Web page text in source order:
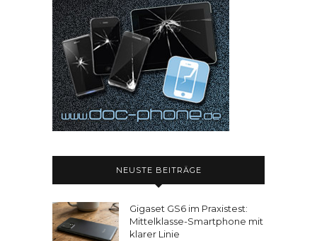
NEUSTE BEITRÄGE
Gigaset GS6 im Praxistest:
Mittelklasse-Smartphone mit
klarer Linie